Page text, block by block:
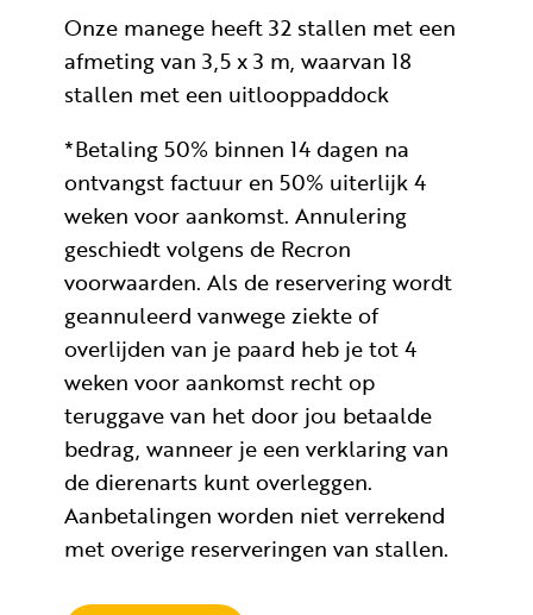
Onze manege heeft 32 stallen met een
afmeting van 3,5 x 3 m, waarvan 18
stallen met een uitlooppaddock
*Betaling 50% binnen 14 dagen na
ontvangst factuur en 50% uiterlijk 4
weken voor aankomst. Annulering
geschiedt volgens de Recron
voorwaarden. Als de reservering wordt
geannuleerd vanwege ziekte of
overlijden van je paard heb je tot 4
weken voor aankomst recht op
teruggave van het door jou betaalde
bedrag, wanneer je een verklaring van
de dierenarts kunt overleggen.
Aanbetalingen worden niet verrekend
met overige reserveringen van stallen.